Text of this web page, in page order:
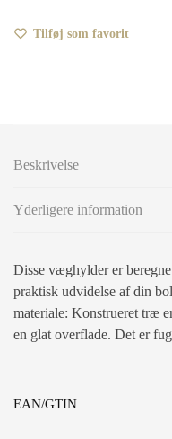
Tilføj som favorit
Beskrivelse
Yderligere information
Disse væghylder er
praktisk udvidelse af din
materiale: Konstrueret træ
en glat overflade. Det er
EAN/GTIN